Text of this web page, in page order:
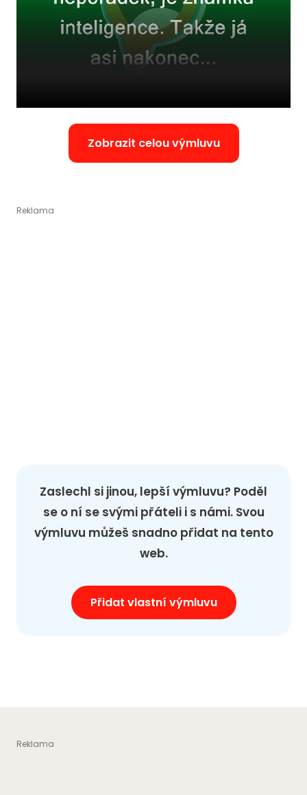
Zobrazit celou výmluvu
Zaslechl si jinou, lepší výmluvu? Poděl
se o ní se svými přáteli i s námi. Svou
výmluvu můžeš snadno přidat na tento
web.
Přidat vlastní výmluvu